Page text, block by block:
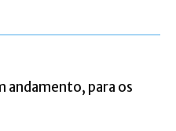
andamento, para os